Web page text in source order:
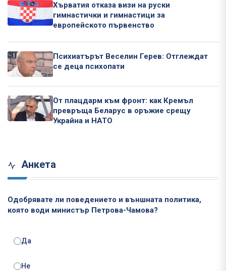
Хърватия отказа визи на руски
гимнастички и гимнастици за
европейското първенство
Психиатърът Веселин Герев: Отглеждат
се деца психопати
От плацдарм към фронт: как Кремъл
превръща Беларус в оръжие срещу
Украйна и НАТО
Анкета
Одобрявате ли поведението и външната политика,
която води министър Петрова-Чамова?
Да
Не